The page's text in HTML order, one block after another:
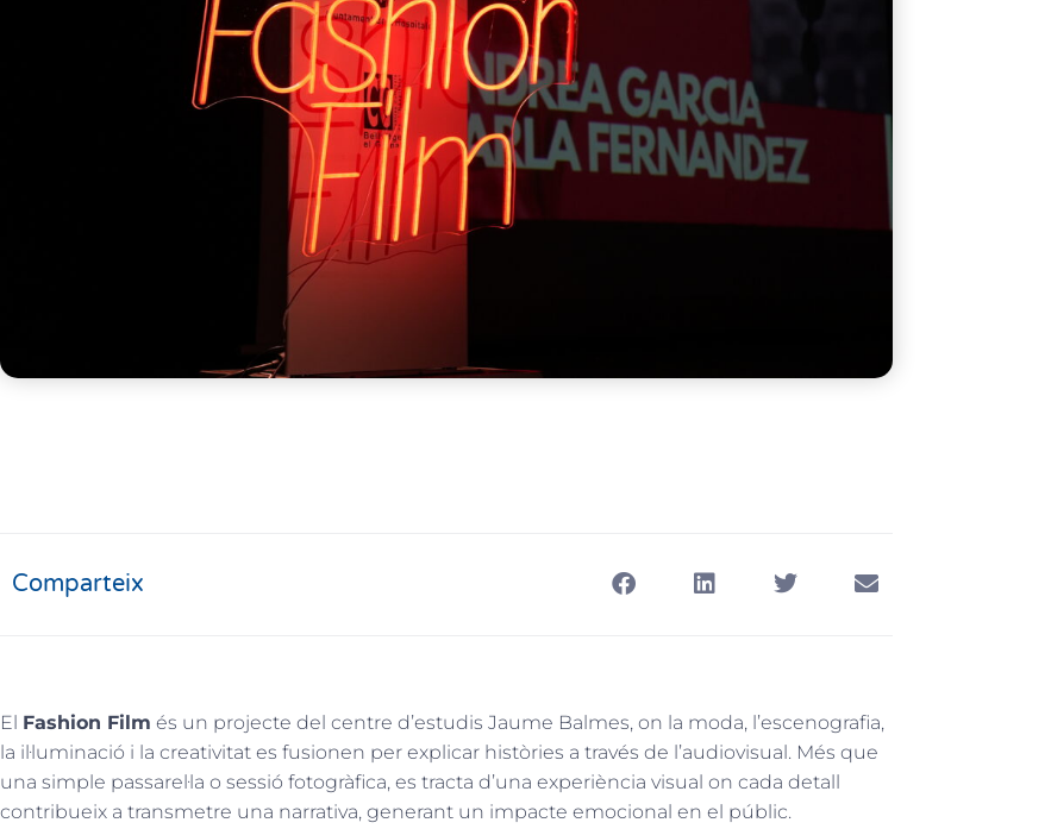
Comparteix
El Fashion Film és un projecte del centre d’estudis Jaume Balmes, on la moda, l’escenografia,
la il·luminació i la creativitat es fusionen per explicar històries a través de l’audiovisual. Més que
una simple passarel·la o sessió fotogràfica, es tracta d’una experiència visual on cada detall
contribueix a transmetre una narrativa, generant un impacte emocional en el públic.